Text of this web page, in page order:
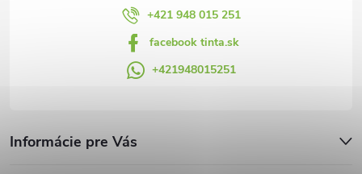
s
+421 948 015 251
facebook tinta.sk
+421948015251
Informácie pre Vás